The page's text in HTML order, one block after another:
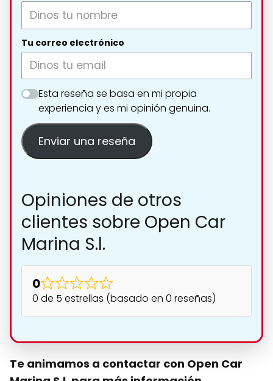
Tu correo electrónico
Esta reseña se basa en mi propia
experiencia y es mi opinión genuina.
Enviar una reseña
Opiniones de otros
clientes sobre Open Car
Marina S.l.
0
0 de 5 estrellas (basado en 0 reseñas)
Te animamos a contactar con Open Car